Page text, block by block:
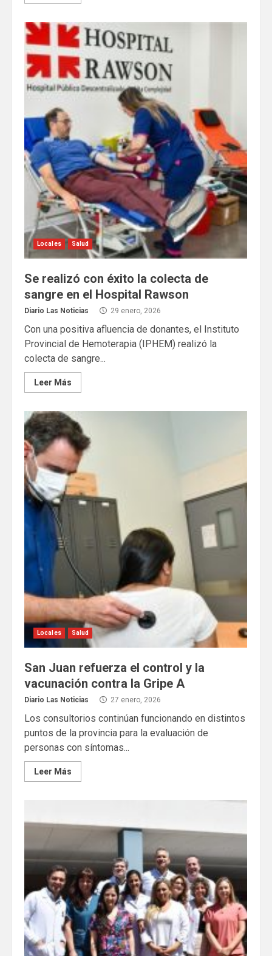
Locales Salud
Se realizó con éxito la colecta de
sangre en el Hospital Rawson
Diario Las Noticias 29 enero, 2026
Con una positiva afluencia de donantes, el Instituto
Provincial de Hemoterapia (IPHEM) realizó la
colecta de sangre...
Leer Más
Locales Salud
San Juan refuerza el control y la
vacunación contra la Gripe A
Diario Las Noticias 27 enero, 2026
Los consultorios continúan funcionando en distintos
puntos de la provincia para la evaluación de
personas con síntomas...
Leer Más